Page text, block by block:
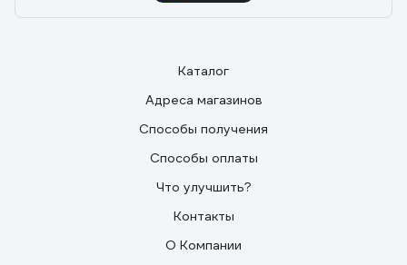
Каталог
Адреса магазинов
Способы получения
Способы оплаты
Что улучшить?
Контакты
О Компании